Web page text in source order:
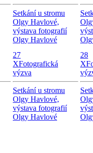
Setkání u stromu
Olgy Havlové,
výstava fotografií
Olgy Havlové
27
XFotografická
výzva
Setkání u stromu
Olgy Havlové,
výstava fotografií
Olgy Havlové
28
X